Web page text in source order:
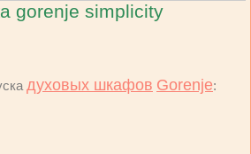
gorenje simplicity
духовых шкафов Gorenje: